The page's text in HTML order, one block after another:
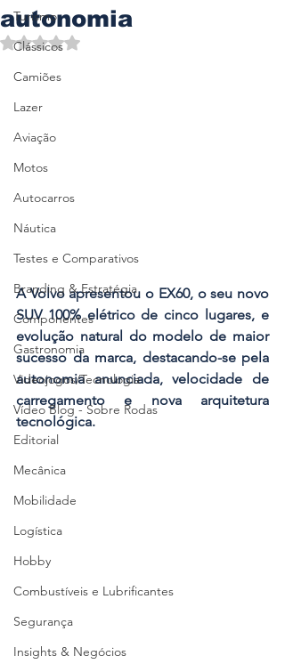
Turismo
Clássicos
Camiões
Lazer
Aviação
Motos
Autocarros
Náutica
Testes e Comparativos
Branding & Estratégia
Componentes
Gastronomia
Videojogos/Tecnologia
Vídeo Blog - Sobre Rodas
Editorial
Mecânica
Mobilidade
Logística
Hobby
Combustíveis e Lubrificantes
Segurança
Insights & Negócios
autonomia
Avaliado com NaN de 5 estrelas.
A Volvo apresentou o EX60, o seu novo
SUV 100% elétrico de cinco lugares, e
evolução natural do modelo de maior
sucesso da marca, destacando-se pela
autonomia anunciada, velocidade de
carregamento e nova arquitetura
tecnológica.